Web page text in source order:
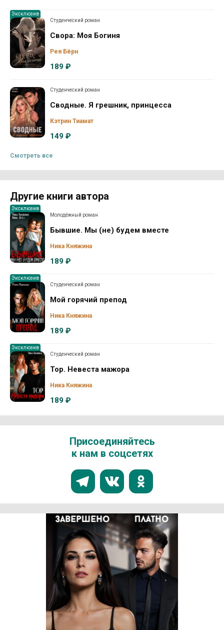
Эксклюзив
Студенческий роман
Свора: Моя Богиня
Рея Бёрн
189 ₽
Студенческий роман
Сводные. Я грешник, принцесса
Кэтрин Тиамат
149 ₽
Смотреть все
Другие книги автора
Эксклюзив
Молодёжный роман
Бывшие. Мы (не) будем вместе
Ника Княжина
189 ₽
Эксклюзив
Студенческий роман
Мой горячий препод
Ника Княжина
189 ₽
Эксклюзив
Студенческий роман
Тор. Невеста мажора
Ника Княжина
189 ₽
Присоединяйтесь
к нам в соцсетях